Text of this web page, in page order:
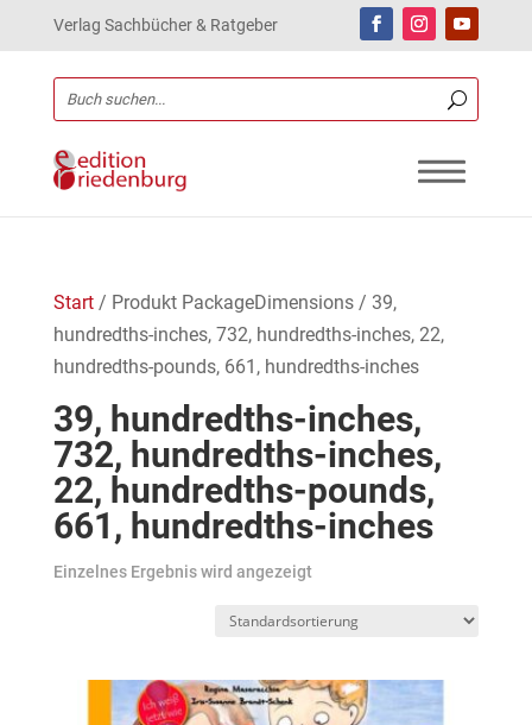
Verlag Sachbücher & Ratgeber
Start/ Produkt PackageDimensions / 39,
hundredths-inches, 732, hundredths-inches, 22,
hundredths-pounds, 661, hundredths-inches
39, hundredths-inches,
732, hundredths-inches,
22, hundredths-pounds,
661, hundredths-inches
Einzelnes Ergebnis wird angezeigt